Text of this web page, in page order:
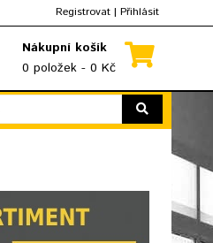
Registrovat | Přihlásit
Nákupní košík
0 položek - 0 Kč